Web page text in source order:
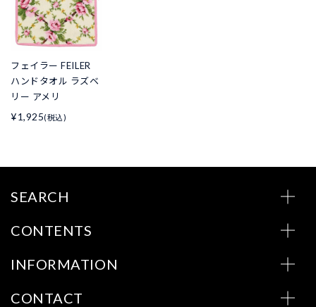
フェイラー FEILER
ハンドタオル ラズベ
リー アメリ
¥1,925(税込)
SEARCH
CONTENTS
INFORMATION
CONTACT